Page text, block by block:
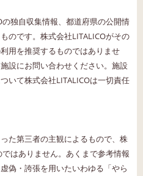
独自収集情報、都道府県の公開情
のです。株式会社LITALICOがその
用を推奨するものではありませ
設にお問い合わせください。施設
いて株式会社LITALICOは一切責任
た第三者の主観によるもので、株
はありません。あくまで参考情報
偽・誇張を用いたいわゆる「やら